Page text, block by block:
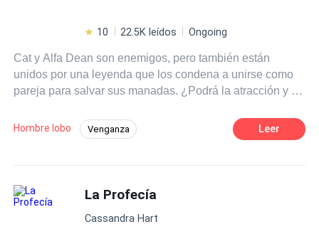
10 22.5K leídos Ongoing
Cat y Alfa Dean son enemigos, pero también están
unidos por una leyenda que los condena a unirse como
pareja para salvar sus manadas. ¿Podrá la atracción y el
familias?
Hombre lobo Venganza Leer
La Profecía
Cassandra Hart